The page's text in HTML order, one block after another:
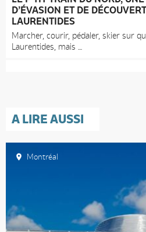
D’ÉVASION ET DE
LAURENTIDES
Marcher, courir, pédaler, skier sur
Laurentides, mais
A LIRE AUSSI
Montréal